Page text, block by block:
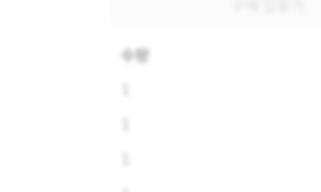
수량